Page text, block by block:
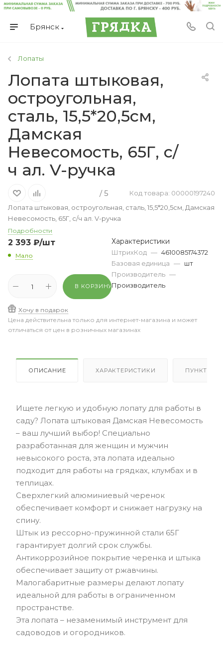
Брянск
Лопаты
Лопата штыковая,
остроугольная,
сталь, 15,5*20,5см,
Дамская
Невесомость, 65Г, с/
ч ал. V-ручка
/ 5
Код товара: 00000197240
Лопата штыковая, остроугольная, сталь, 15,5*20,5см, Дамская
Невесомость, 65Г, с/ч ал. V-ручка
Подробности
2 393 ₽/шт
Мало
В КОРЗИНУ
Хочу в подарок
Характеристики
ШтрихКод — 4610085174372
Базовая единица — шт
Производитель —
Производитель
Цена действительна только для интернет-магазина и может
отличаться от цен в розничных магазинах
ОПИСАНИЕ ХАРАКТЕРИСТИКИ ПУНКТЫ
Ищете легкую и удобную лопату для работы в
саду? Лопата штыковая Дамская Невесомость
– ваш лучший выбор! Специально
разработанная для женщин и мужчин
невысокого роста, эта лопата идеально
подходит для работы на грядках, клумбах и в
теплицах.
Сверхлегкий алюминиевый черенок
обеспечивает комфорт и снижает нагрузку на
спину.
Штык из рессорно-пружинной стали 65Г
гарантирует долгий срок службы.
Антикоррозийное покрытие черенка и штыка
обеспечивает защиту от ржавчины.
Малогабаритные размеры делают лопату
идеальной для работы в ограниченном
пространстве.
Эта лопата – незаменимый инструмент для
садоводов и огородников.